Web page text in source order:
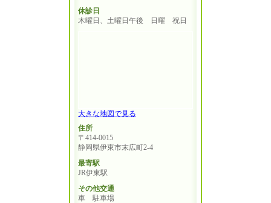
休診日
木曜日、土曜日午後 日曜 祝日
大きな地図で見る
住所
〒414-0015
静岡県伊東市末広町2-4
最寄駅
JR伊東駅
その他交通
車 駐車場